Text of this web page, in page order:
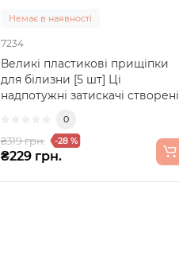
Немає в наявності
7234
Великі пластикові прищіпки
для білизни [5 шт] Ці
надпотужні затискачі створені
0
₴319 грн. -28 %
₴229 грн.